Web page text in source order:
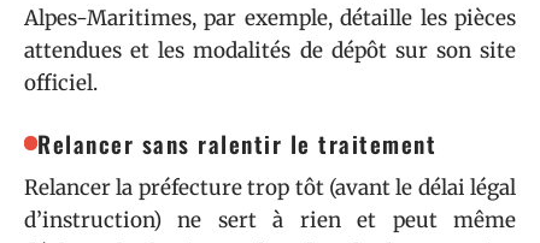
Alpes-Maritimes, par exemple, détaille les pièces
attendues et les modalités de dépôt sur son site
officiel.
Relancer sans ralentir le traitement
Relancer la préfecture trop tôt (avant le délai légal
d’instruction) ne sert à rien et peut même